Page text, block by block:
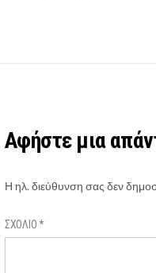
Αφήστε μια
Η ηλ. διεύθυνση σας δεν
ΣΧΌΛΙΟ*